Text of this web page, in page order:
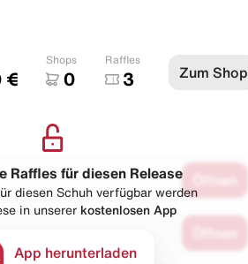
€
Shops
0
Raffles
3 Zum Shop
Raffles für diesen Release
diesen Schuh verfügbar werden
in unserer kostenlosen App
App herunterladen